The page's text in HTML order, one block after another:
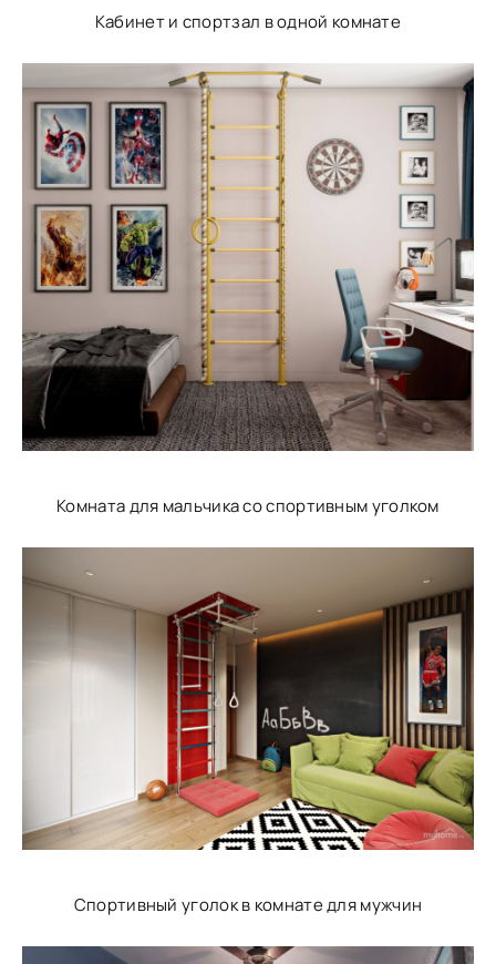
Кабинет и спортзал в одной комнате
Комната для мальчика со спортивным уголком
Спортивный уголок в комнате для мужчин